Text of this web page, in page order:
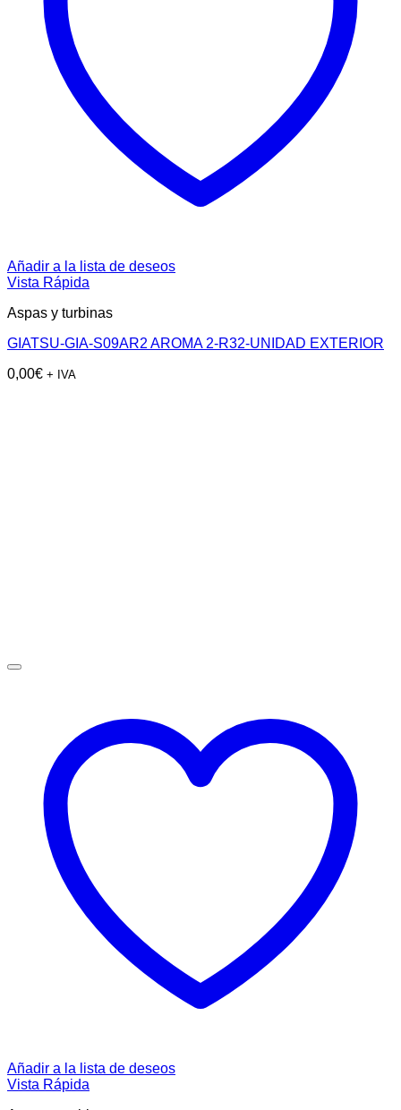
Añadir a la lista de deseos
Vista Rápida
Aspas y turbinas
GIATSU-GIA-S09AR2 AROMA 2-R32-UNIDAD EXTERIOR
0,00€ + IVA
Añadir a la lista de deseos
Vista Rápida